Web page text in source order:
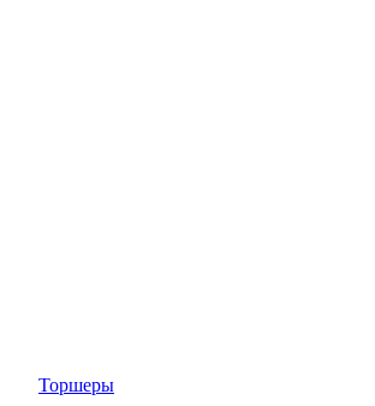
Торшеры